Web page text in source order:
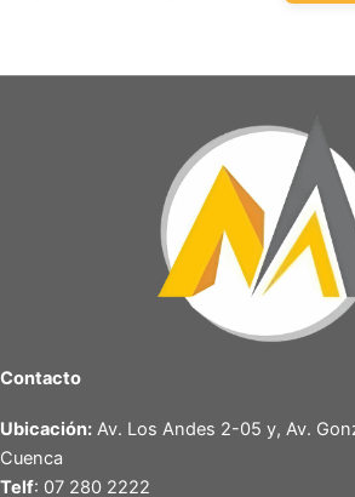
Contacto
Ubicación: Av. Los Andes 2-05 y, Av.
Cuenca
Telf: 07 280 2222